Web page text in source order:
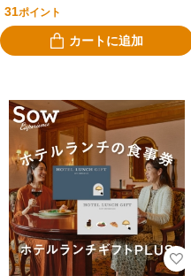
31ポイント
カートに追加